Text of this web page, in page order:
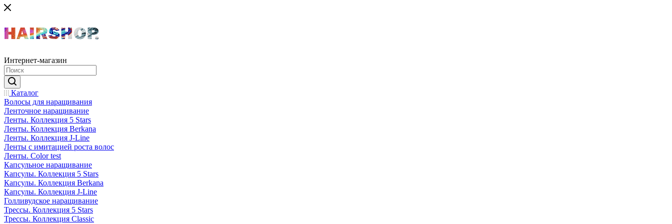
Интернет-магазин
Каталог
Волосы для наращивания
Ленточное наращивание
Ленты. Коллекция 5 Stars
Ленты. Коллекция Berkana
Ленты. Коллекция J-Line
Ленты с имитацией роста волос
Ленты. Color test
Капсульное наращивание
Капсулы. Коллекция 5 Stars
Капсулы. Коллекция Berkana
Капсулы. Коллекция J-Line
Голливудское наращивание
Трессы. Коллекция 5 Stars
Трессы. Коллекция Classic